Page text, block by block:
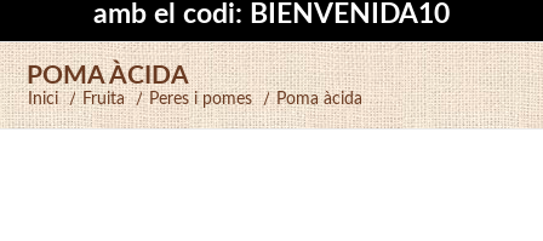
amb el codi: BIENVENIDA10
POMA ÀCIDA
Inici / Fruita / Peres i pomes / Poma àcida